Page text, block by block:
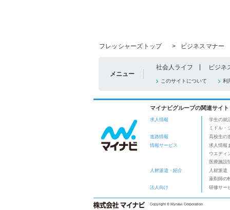
フレッシャーズトップ > ビジネスマナー
メニュー
社会人ライフ ビジネ
このサイトについて 利
マイナビグループの関連サイト
求人情報
学生の就
ミドル・
進路情報
高校生の
情報サービス
求人情報
ウエディ
医療施設
人材派遣・紹介
人材派遣
薬剤師の
法人向け
研修サー
Copyright © Mynavi Corporation